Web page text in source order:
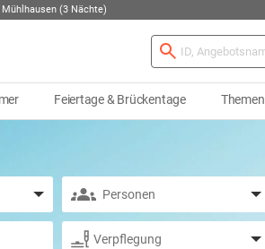
(3 Nächte)
Feiertage & Brückentage Themen